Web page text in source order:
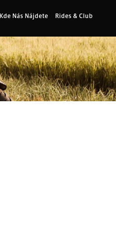
Kde Nás Nájdete Rides & Club